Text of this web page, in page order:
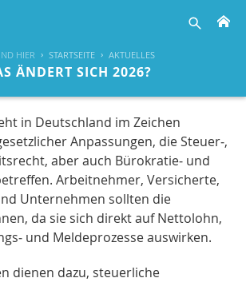
HIER STARTSEITE AKTUELLES
ÄNDERT SICH 2026?
in Deutschland im Zeichen
Anpassungen, die Steuer‑,
aber auch Bürokratie‑ und
Arbeitnehmer, Versicherte,
Unternehmen sollten die
da sie sich direkt auf Nettolohn,
und Meldeprozesse auswirken.
dienen dazu, steuerliche